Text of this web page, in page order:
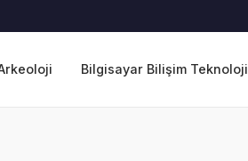
Bilgisayar Bilişim Teknoloji